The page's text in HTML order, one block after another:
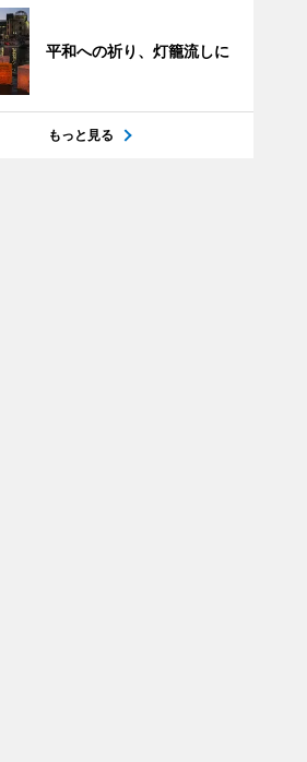
平和への祈り、灯籠流しに
もっと見る